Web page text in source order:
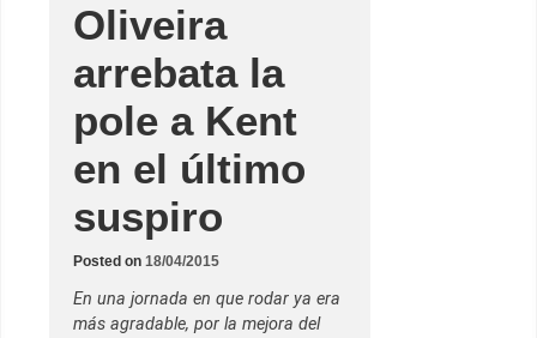
Oliveira
arrebata la
pole a Kent
en el último
suspiro
Posted on 18/04/2015
En una jornada en que rodar ya era
más agradable, por la mejora del